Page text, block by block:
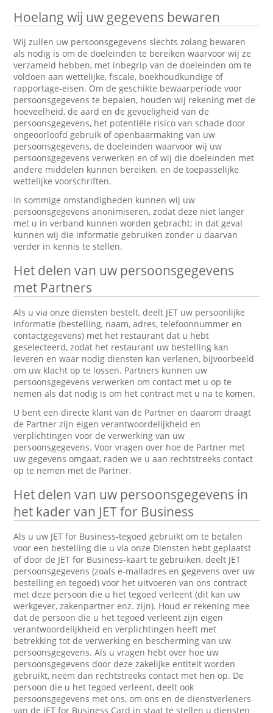
Hoelang wij uw gegevens bewaren
Wij zullen uw persoonsgegevens slechts zolang bewaren
als nodig is om de doeleinden te bereiken waarvoor wij ze
verzameld hebben, met inbegrip van de doeleinden om te
voldoen aan wettelijke, fiscale, boekhoudkundige of
rapportage-eisen. Om de geschikte bewaarperiode voor
persoonsgegevens te bepalen, houden wij rekening met de
hoeveelheid, de aard en de gevoeligheid van de
persoonsgegevens, het potentiële risico van schade door
ongeoorloofd gebruik of openbaarmaking van uw
persoonsgegevens, de doeleinden waarvoor wij uw
persoonsgegevens verwerken en of wij die doeleinden met
andere middelen kunnen bereiken, en de toepasselijke
wettelijke voorschriften.
In sommige omstandigheden kunnen wij uw
persoonsgegevens anonimiseren, zodat deze niet langer
met u in verband kunnen worden gebracht; in dat geval
kunnen wij die informatie gebruiken zonder u daarvan
verder in kennis te stellen.
Het delen van uw persoonsgegevens
met Partners
Als u via onze diensten bestelt, deelt JET uw persoonlijke
informatie (bestelling, naam, adres, telefoonnummer en
contactgegevens) met het restaurant dat u hebt
geselecteerd, zodat het restaurant uw bestelling kan
leveren en waar nodig diensten kan verlenen, bijvoorbeeld
om uw klacht op te lossen. Partners kunnen uw
persoonsgegevens verwerken om contact met u op te
nemen als dat nodig is om het contract met u na te komen.
U bent een directe klant van de Partner en daarom draagt
de Partner zijn eigen verantwoordelijkheid en
verplichtingen voor de verwerking van uw
persoonsgegevens. Voor vragen over hoe de Partner met
uw gegevens omgaat, raden we u aan rechtstreeks contact
op te nemen met de Partner.
Het delen van uw persoonsgegevens in
het kader van JET for Business
Als u uw JET for Business-tegoed gebruikt om te betalen
voor een bestelling die u via onze Diensten hebt geplaatst
of door de JET for Business-kaart te gebruiken, deelt JET
persoonsgegevens (zoals e-mailadres en gegevens over uw
bestelling en tegoed) voor het uitvoeren van ons contract
met deze persoon die u het tegoed verleent (dit kan uw
werkgever, zakenpartner enz. zijn). Houd er rekening mee
dat de persoon die u het tegoed verleent zijn eigen
verantwoordelijkheid en verplichtingen heeft met
betrekking tot de verwerking en bescherming van uw
persoonsgegevens. Als u vragen hebt over hoe uw
persoonsgegevens door deze zakelijke entiteit worden
gebruikt, neem dan rechtstreeks contact met hen op. De
persoon die u het tegoed verleent, deelt ook
persoonsgegevens met ons, om ons en de dienstverleners
van de JET for Business Card in staat te stellen u diensten